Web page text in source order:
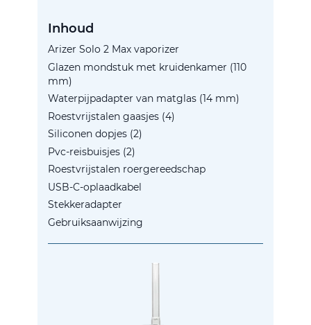
Inhoud
Arizer Solo 2 Max vaporizer
Glazen mondstuk met kruidenkamer (110
mm)
Waterpijpadapter van matglas (14 mm)
Roestvrijstalen gaasjes (4)
Siliconen dopjes (2)
Pvc-reisbuisjes (2)
Roestvrijstalen roergereedschap
USB-C-oplaadkabel
Stekkeradapter
Gebruiksaanwijzing